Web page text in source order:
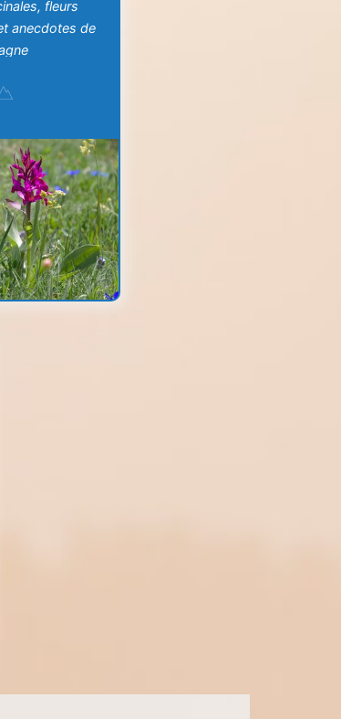
fleurs
anecdotes de